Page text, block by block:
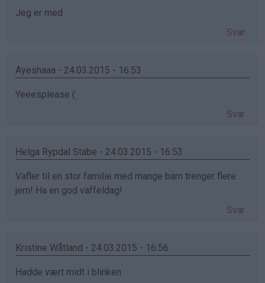
Jeg er med
Svar
Ayeshaaa - 24.03.2015 - 16:53
Yeeesplease (:
Svar
Helga Rypdal Stabe - 24.03.2015 - 16:53
Vafler til en stor familie med mange barn trenger flere
jern! Ha en god vaffeldag!
Svar
Kristine Wåtland - 24.03.2015 - 16:56
Hadde vært midt i blinken